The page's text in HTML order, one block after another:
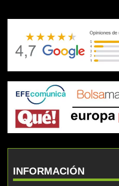
INFORMACIÓN